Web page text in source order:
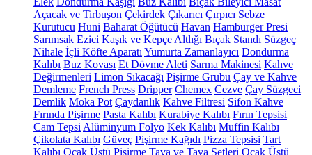
Açacak ve Tirbuşon Çekirdek Çıkarıcı Çırpıcı Sebze
Kurutucu Huni Baharat Öğütücü Havan Hamburger Presi
Sarımsak Ezici Kaşık ve Kepçe Altlığı Bıçak Standı Süzgeç
Nihale İçli Köfte Aparatı Yumurta Zamanlayıcı Dondurma
Kalıbı Buz Kovası Et Dövme Aleti Sarma Makinesi Kahve
Değirmenleri Limon Sıkacağı Pişirme Grubu Çay ve Kahve
Demleme French Press Dripper Chemex Cezve Çay Süzgeci
Demlik Moka Pot Çaydanlık Kahve Filtresi Sifon Kahve
Fırında Pişirme Pasta Kalıbı Kurabiye Kalıbı Fırın Tepsisi
Cam Tepsi Alüminyum Folyo Kek Kalıbı Muffin Kalıbı
Çikolata Kalıbı Güveç Pişirme Kağıdı Pizza Tepsisi Tart
Kalıbı Ocak Üstü Pişirme Tava ve Tava Setleri Ocak Üstü